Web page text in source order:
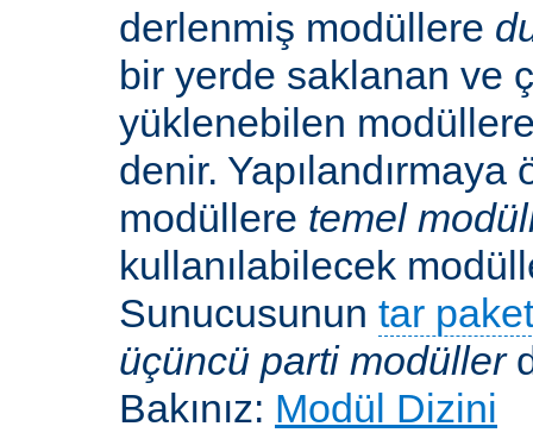
derlenmiş modüllere
bir yerde saklanan ve
yüklenebilen
denir. Yapılandırmaya
modüllere temel
kullanılabilecek
Sunucusunun tar
üçüncü parti modüller
Bakınız: Modül Dizini